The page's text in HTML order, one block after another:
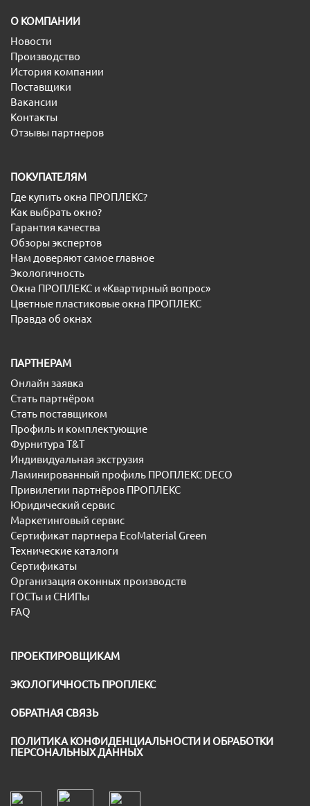
O КОМПАНИИ
Новости
Производство
История компании
Поставщики
Вакансии
Контакты
Отзывы партнеров
ПОКУПАТЕЛЯМ
Где купить окна ПРОПЛЕКС?
Как выбрать окно?
Гарантия качества
Обзоры экспертов
Нам доверяют самое главное
Экологичность
Окна ПРОПЛЕКС и «Квартирный вопрос»
Цветные пластиковые окна ПРОПЛЕКС
Правда об окнах
ПАРТНЕРАМ
Онлайн заявка
Стать партнёром
Стать поставщиком
Профиль и комплектующие
Фурнитура T&T
Индивидуальная экструзия
Ламинированный профиль ПРОПЛЕКС DECO
Привилегии партнёров ПРОПЛЕКС
Юридический сервис
Маркетинговый сервис
Сертификат партнера EcoMaterial Green
Технические каталоги
Сертификаты
Организация оконных производств
ГОСТы и СНИПы
FAQ
ПРОЕКТИРОВЩИКАМ
ЭКОЛОГИЧНОСТЬ ПРОПЛЕКС
ОБРАТНАЯ СВЯЗЬ
ПОЛИТИКА КОНФИДЕНЦИАЛЬНОСТИ И ОБРАБОТКИ
ПЕРСОНАЛЬНЫХ ДАННЫХ